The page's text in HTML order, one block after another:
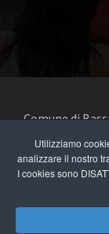
Utilizziamo
analizzare il nostro
I cookies sono
Comune di
Bassano del
segnala un